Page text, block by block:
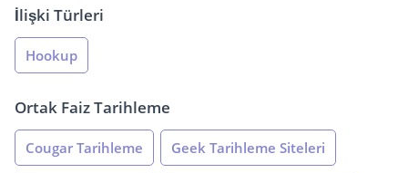
İlişki Türleri
Hookup
Ortak Faiz Tarihleme
Cougar Tarihleme Geek Tarihleme Siteleri